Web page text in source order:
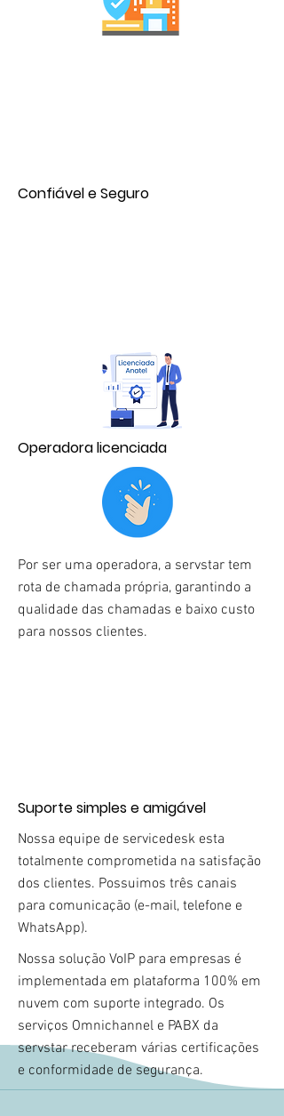
Confiável e Seguro
Operadora licenciada
Por ser uma operadora, a servstar tem
rota de chamada própria, garantindo a
qualidade das chamadas e baixo custo
para nossos clientes.
Suporte simples e amigável
Nossa equipe de servicedesk esta
totalmente comprometida na satisfação
dos clientes. Possuimos três canais
para comunicação (e-mail, telefone e
WhatsApp).
Nossa solução VoIP para empresas é
implementada em plataforma 100% em
nuvem com suporte integrado. Os
serviços Omnichannel e PABX da
servstar receberam várias certificações
e conformidade de segurança.